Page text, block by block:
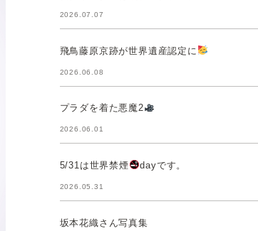
2026.07.07
飛鳥藤原京跡が世界遺産認定に
2026.06.08
プラダを着た悪魔2
2026.06.01
5/31は世界禁煙 dayです。
2026.05.31
坂本花織さん写真集